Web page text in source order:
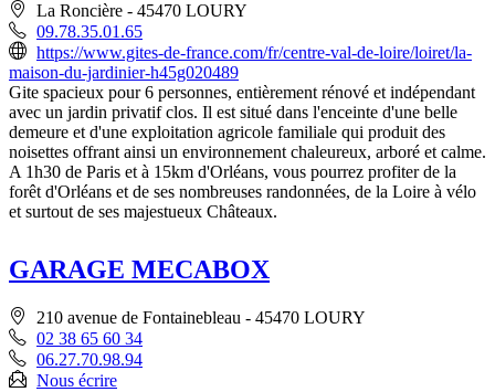
La Roncière - 45470 LOURY
09.78.35.01.65
https://www.gites-de-france.com/fr/centre-val-de-loire/loiret/la-
maison-du-jardinier-h45g020489
Gite spacieux pour 6 personnes, entièrement rénové et indépendant
avec un jardin privatif clos. Il est situé dans l'enceinte d'une belle
demeure et d'une exploitation agricole familiale qui produit des
noisettes offrant ainsi un environnement chaleureux, arboré et calme.
A 1h30 de Paris et à 15km d'Orléans, vous pourrez profiter de la
forêt d'Orléans et de ses nombreuses randonnées, de la Loire à vélo
et surtout de ses majestueux Châteaux.
GARAGE MECABOX
210 avenue de Fontainebleau - 45470 LOURY
02 38 65 60 34
06.27.70.98.94
Nous écrire